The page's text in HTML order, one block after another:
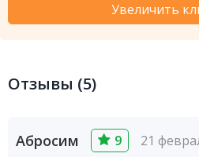
Увеличить
Отзывы (5)
Абросим 9
21